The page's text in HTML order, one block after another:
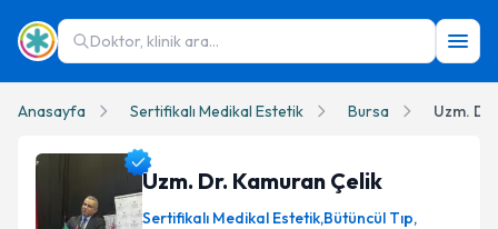
Doktor, klinik ara...
Anasayfa Sertifikalı Medikal Estetik Bursa Uzm.
Uzm. Dr. Kamuran Çelik
Sertifikalı Medikal Estetik,Bütüncül Tıp,